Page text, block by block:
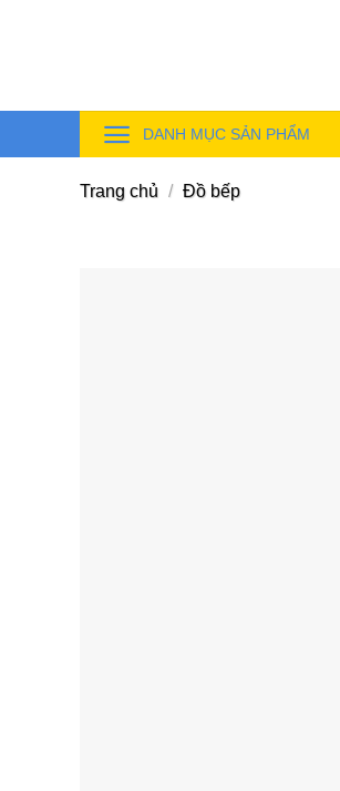
DANH MỤC SẢN PHẨM
Trang chủ / Đồ bếp